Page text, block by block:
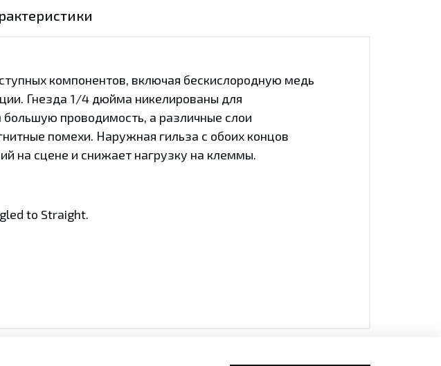
компонентов, включая бескислородную медь
Гнезда 1/4 дюйма никелированы для
большую проводимость, а различные слои
помехи. Наружная гильза с обоих концов
на сцене и снижает нагрузку на клеммы.
to Straight.